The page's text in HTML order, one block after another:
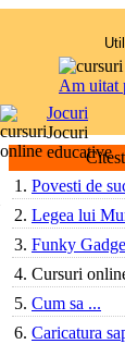
Am uitat
Jocuri
Jocuri
educative
1. Povesti de
2. Legea lui
3. Funky
4. Cursuri
5. Cum sa ...
6. Caricatura